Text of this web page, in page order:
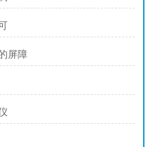
屏障